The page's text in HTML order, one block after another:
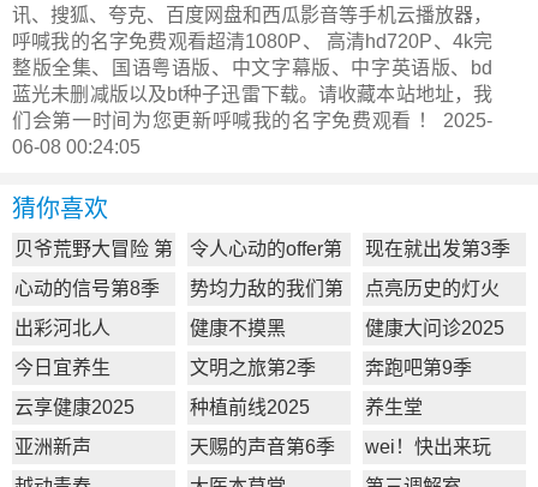
讯、搜狐、夸克、百度网盘和西瓜影音等手机云播放器，
呼喊我的名字免费观看超清1080P、 高清hd720P、4k完
整版全集、国语粤语版、中文字幕版、中字英语版、bd
蓝光未删减版以及bt种子迅雷下载。请收藏本站地址，我
们会第一时间为您更新呼喊我的名字免费观看 ！ 2025-
06-08 00:24:05
猜你喜欢
贝爷荒野大冒险 第
一季
令人心动的offer第
7季
现在就出发第3季
心动的信号第8季
势均力敌的我们第
2季
点亮历史的灯火
出彩河北人
健康不摸黑
健康大问诊2025
今日宜养生
文明之旅第2季
奔跑吧第9季
云享健康2025
种植前线2025
养生堂
亚洲新声
天赐的声音第6季
wei！快出来玩